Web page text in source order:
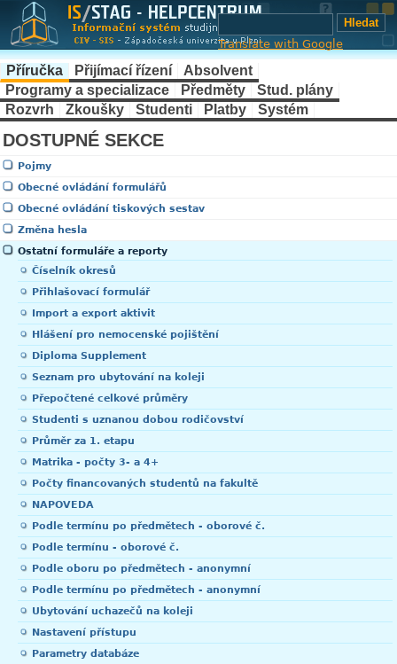
Translate with Google
Příručka Přijímací řízení
Absolvent
Programy a specializace
Předměty
Stud. plány
Rozvrh
Zkoušky Studenti Platby Systém
DOSTUPNÉ SEKCE
Pojmy
Obecné ovládání formulářů
Obecné ovládání tiskových sestav
Změna hesla
Ostatní formuláře a reporty
Číselník okresů
Přihlašovací formulář
Import a export aktivit
Hlášení pro nemocenské pojištění
Diploma Supplement
Seznam pro ubytování na koleji
Přepočtené celkové průměry
Studenti s uznanou dobou rodičovství
Průměr za 1. etapu
Matrika - počty 3- a 4+
Počty financovaných studentů na fakultě
NAPOVEDA
Podle termínu po předmětech - oborové č.
Podle termínu - oborové č.
Podle oboru po předmětech - anonymní
Podle termínu po předmětech - anonymní
Ubytování uchazečů na koleji
Nastavení přístupu
Parametry databáze